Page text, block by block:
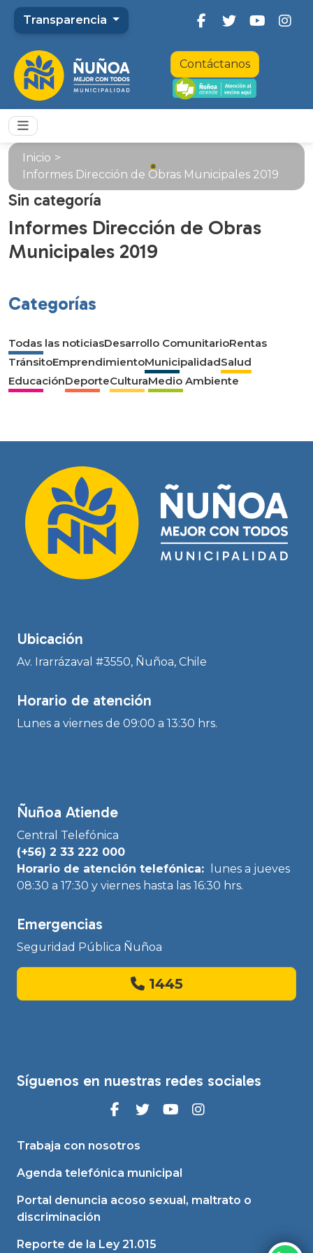
Transparencia
Contáctanos
Inicio >
Informes Dirección de Obras Municipales 2019
Sin categoría
Informes Dirección de Obras
Municipales 2019
Categorías
Todas las noticiasDesarrollo ComunitarioRentas
TránsitoEmprendimientoMunicipalidadSalud
EducaciónDeporteCulturaMedio Ambiente
Ubicación
Av. Irarrázaval #3550, Ñuñoa, Chile
Horario de atención
Lunes a viernes de 09:00 a 13:30 hrs.
Ñuñoa Atiende
Central Telefónica
(+56) 2 33 222 000
Horario de atención telefónica:
lunes a jueves
08:30 a 17:30 y viernes hasta las 16:30 hrs.
Emergencias
Seguridad Pública Ñuñoa
1445
Síguenos en nuestras redes sociales
Trabaja con nosotros
Agenda telefónica municipal
Portal denuncia acoso sexual, maltrato o
discriminación
Reporte de la Ley 21.015